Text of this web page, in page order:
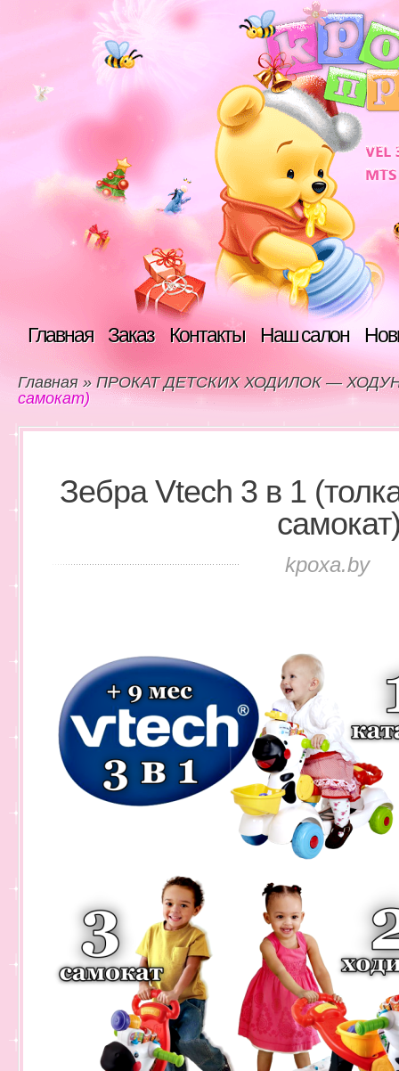
Главная Заказ Контакты Наш салон
Главная » ПРОКАТ ДЕТСКИХ ХОДИЛОК —
самокат)
Зебра Vtech 3 в 1
kpoxa.by